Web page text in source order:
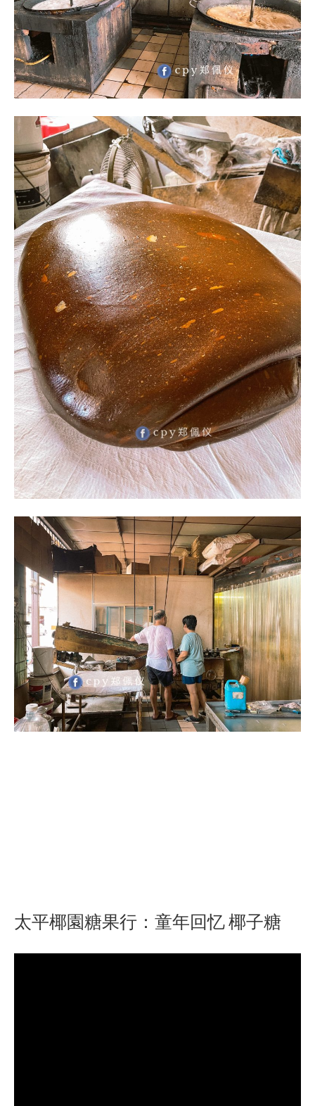
太平椰園糖果行：童年回忆 椰子糖